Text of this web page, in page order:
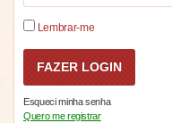
Lembrar-me
Esqueci minha senha
Quero me registrar